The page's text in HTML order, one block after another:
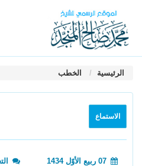
الرئيسية الخطب
الاستماع